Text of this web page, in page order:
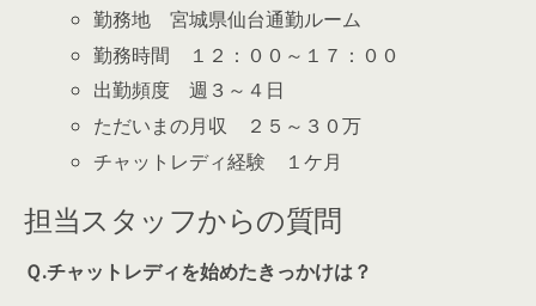
勤務地 宮城県仙台通勤ルーム
勤務時間 １２：００～１７：００
出勤頻度 週３～４日
ただいまの月収 ２５～３０万
チャットレディ経験 １ケ月
担当スタッフからの質問
Ｑ.チャットレディを始めたきっかけは？